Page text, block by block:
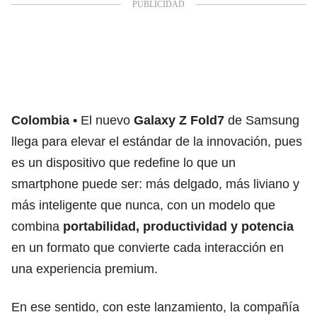
Colombia El nuevo Galaxy Z Fold7 de Samsung
llega para elevar el estándar de la innovación, pues
es un dispositivo que redefine lo que un
smartphone puede ser: más delgado, más liviano y
más inteligente que nunca, con un modelo que
combina portabilidad, productividad y potencia
en un formato que convierte cada interacción en
una experiencia premium.
En ese sentido, con este lanzamiento, la compañía